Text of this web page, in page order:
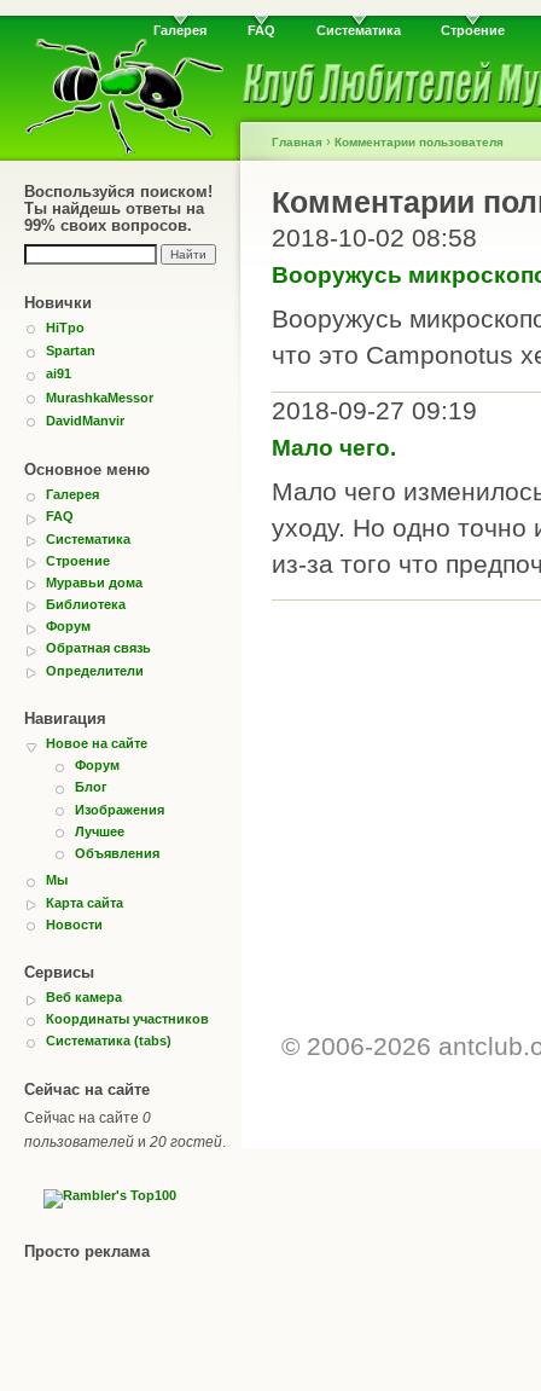
Галерея FAQ Систематика Строение
Воспользуйся поиском!
Ты найдешь ответы на
99% своих вопросов.
Новички
HiTpo
Spartan
ai91
MurashkaMessor
DavidManvir
Основное меню
Галерея
FAQ
Систематика
Строение
Муравьи дома
Библиотека
Форум
Обратная связь
Определители
Навигация
Новое на сайте
Форум
Блог
Изображения
Лучшее
Объявления
Мы
Карта сайта
Новости
Сервисы
Веб камера
Координаты участников
Систематика (tabs)
Сейчас на сайте
Сейчас на сайте 0
пользователей и 20 гостей.
Просто реклама
Главная › Комментарии пользователя
Комментарии
2018-10-02 08:58
Вооружусь
Вооружусь
что это Camponotus
2018-09-27 09:19
Мало чего.
Мало чего
уходу. Но одно точно
из-за того что
© 2006-2026